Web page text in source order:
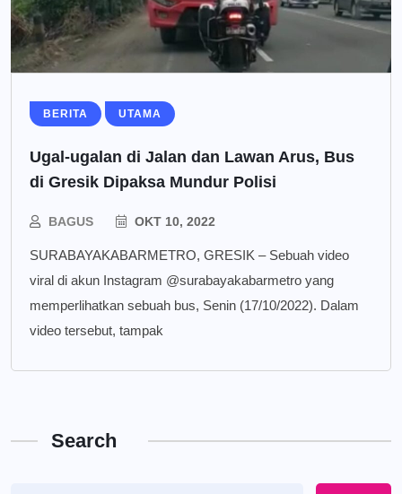
BERITA UTAMA
Ugal-ugalan di Jalan dan Lawan Arus, Bus
di Gresik Dipaksa Mundur Polisi
BAGUS OKT 10, 2022
SURABAYAKABARMETRO, GRESIK – Sebuah video
viral di akun Instagram @surabayakabarmetro yang
memperlihatkan sebuah bus, Senin (17/10/2022). Dalam
video tersebut, tampak
Search